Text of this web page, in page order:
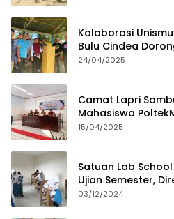
Kolaborasi
Bulu Cindea
24/04/2025
Camat Lapri
Mahasiswa
15/04/2025
Satuan Lab
Ujian Semester,
Proses
03/12/2024